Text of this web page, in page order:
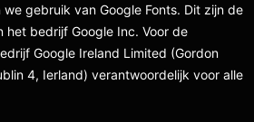
gebruik van Google Fonts. Dit zijn de
het bedrijf Google Inc. Voor de
Google Ireland Limited (Gordon
4, Ierland) verantwoordelijk voor alle